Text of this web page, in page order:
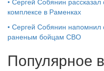
комплексе в Раменках
• Сергей Собянин
раненым бойцам СВО
Популярное